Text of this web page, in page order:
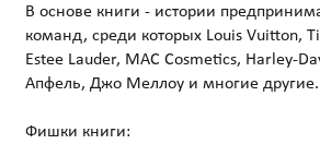
В основе книги - истории
команд, среди которых Louis Vuitton,
Estee Lauder, MAC Cosmetics, Harley-
Апфель, Джо Меллоу и многие другие.
Фишки книги: